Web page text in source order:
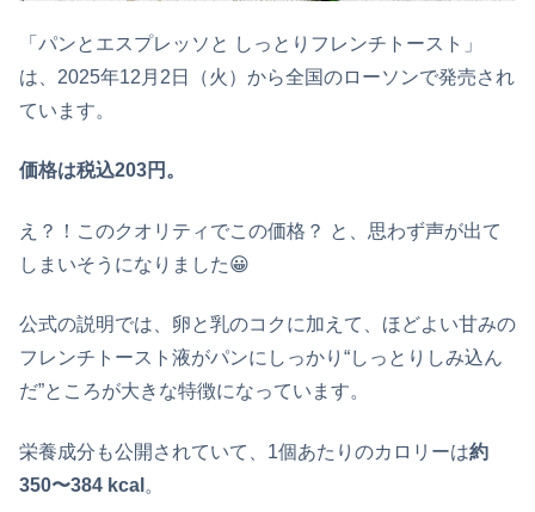
「パンとエスプレッソと しっとりフレンチトースト」
は、2025年12月2日（火）から全国のローソンで発売され
ています。
価格は税込203円。
え？！このクオリティでこの価格？ と、思わず声が出て
しまいそうになりました😀
公式の説明では、卵と乳のコクに加えて、ほどよい甘みの
フレンチトースト液がパンにしっかり“しっとりしみ込ん
だ”ところが大きな特徴になっています。
栄養成分も公開されていて、1個あたりのカロリーは約
350〜384 kcal 。